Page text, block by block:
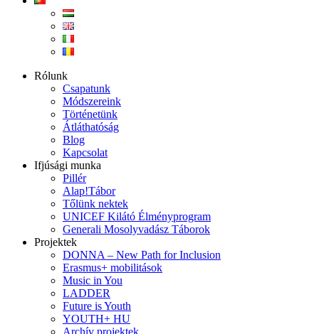
Rólunk
Csapatunk
Módszereink
Történetünk
Átláthatóság
Blog
Kapcsolat
Ifjúsági munka
Pillér
Alap!Tábor
Tőlünk nektek
UNICEF Kilátó Élményprogram
Generali Mosolyvadász Táborok
Projektek
DONNA – New Path for Inclusion
Erasmus+ mobilitások
Music in You
LADDER
Future is Youth
YOUTH+ HU
Archív projektek